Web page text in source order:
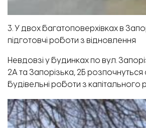
3. У двох багатоповерхівках в
підготовчі роботи з відновлення
Невдовзі у будинках по вул.
2А та Запорізька, 2Б розпочнуться
будівельні роботи з капітального